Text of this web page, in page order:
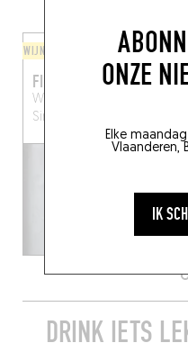
ONZE
Elke
Vlaanderen,
IK
WIJNBAR / FLES EN VORK
FIGHT CLUB
Waterloosesteenweg 50
Sint-Gillis (1060)
DRINK IETS